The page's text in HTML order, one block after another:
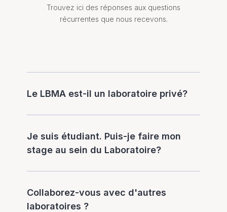
Trouvez ici des réponses aux questions
récurrentes que nous recevons.
Le LBMA est-il un laboratoire privé?
Je suis étudiant. Puis-je faire mon
stage au sein du Laboratoire?
Collaborez-vous avec d'autres
laboratoires ?